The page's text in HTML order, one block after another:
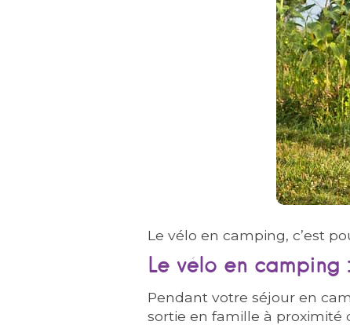
Le vélo en camping, c’est
Le vélo en camping
Pendant votre séjour en
sortie en famille à proximité